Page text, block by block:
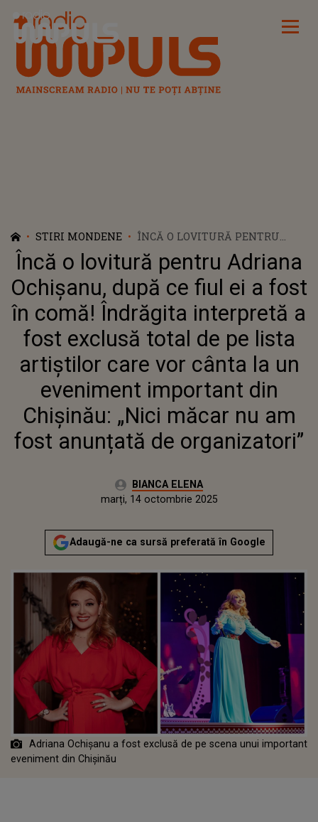
Radio Impuls
STIRI MONDENE
ÎNCĂ O LOVITURĂ PENTRU
ADRIANA OCHIȘANU, DUPĂ CE
FIUL EI A FOST ÎN COMĂ!
ÎNDRĂGITA INTERPRETĂ A
FOST EXCLUSĂ TOTAL DE PE
LISTA ARTIȘTILOR CARE VOR
CÂNTA LA UN EVENIMENT
IMPORTANT DIN CHIȘINĂU:
„NICI MĂCAR NU AM FOST
ANUNȚATĂ DE ORGANIZATORI”
Încă o lovitură pentru Adriana
Ochișanu, după ce fiul ei a fost
în comă! Îndrăgita interpretă a
fost exclusă total de pe lista
artiștilor care vor cânta la un
eveniment important din
Chișinău: „Nici măcar nu am
fost anunțată de organizatori”
Autor:BIANCA ELENA
marți, 14 octombrie 2025Actualizat:
marți, 14 octombrie 2025
Adaugă-ne ca sursă preferată în Google
Adriana Ochișanu a fost exclusă de pe scena unui important
eveniment din Chișinău